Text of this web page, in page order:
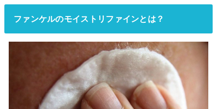
ファンケルのモイストリファインとは？